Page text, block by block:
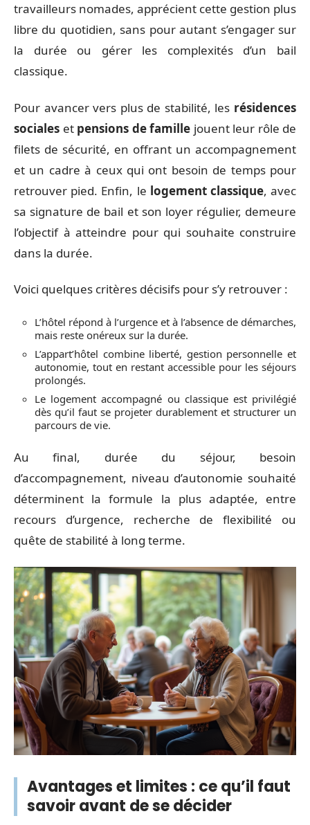
travailleurs nomades, apprécient cette gestion plus
libre du quotidien, sans pour autant s’engager sur
la durée ou gérer les complexités d’un bail
classique.
Pour avancer vers plus de stabilité, les résidences
sociales et pensions de famille jouent leur rôle de
filets de sécurité, en offrant un accompagnement
et un cadre à ceux qui ont besoin de temps pour
retrouver pied. Enfin, le logement classique, avec
sa signature de bail et son loyer régulier, demeure
l’objectif à atteindre pour qui souhaite construire
dans la durée.
Voici quelques critères décisifs pour s’y retrouver :
L’hôtel répond à l’urgence et à l’absence de démarches,
mais reste onéreux sur la durée.
L’appart’hôtel combine liberté, gestion personnelle et
autonomie, tout en restant accessible pour les séjours
prolongés.
Le logement accompagné ou classique est privilégié
dès qu’il faut se projeter durablement et structurer un
parcours de vie.
Au final, durée du séjour, besoin
d’accompagnement, niveau d’autonomie souhaité
déterminent la formule la plus adaptée, entre
recours d’urgence, recherche de flexibilité ou
quête de stabilité à long terme.
Avantages et limites : ce qu’il faut
savoir avant de se décider